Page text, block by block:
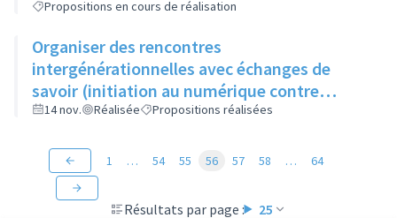
des ateliers et découvrir les différents
métiers de l'art
Propositions en cours de réalisation
Organiser des rencontres
intergénérationnelles avec échanges de
savoir (initiation au numérique contre
apprentissage du tricot)
14 nov. Réalisée Propositions réalisées
Résultats par page : 25
1 … 54 55 56 57 58 … 64